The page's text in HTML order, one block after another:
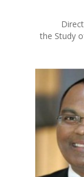
the Study